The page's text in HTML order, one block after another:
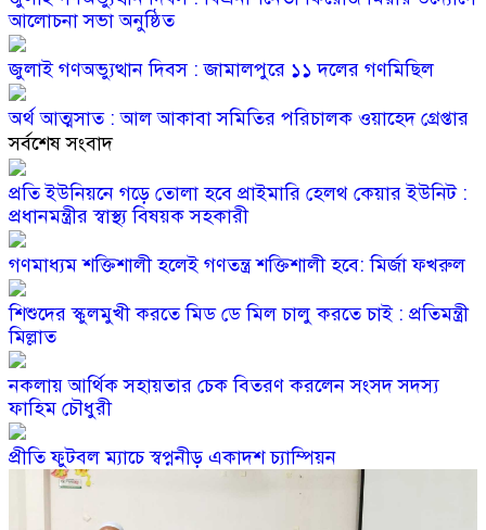
আলোচনা সভা অনুষ্ঠিত
জুলাই গণঅভ্যুত্থান দিবস : জামালপুরে ১১ দলের গণমিছিল
অর্থ আত্মসাত : আল আকাবা সমিতির পরিচালক ওয়াহেদ গ্রেপ্তার
সর্বশেষ সংবাদ
প্রতি ইউনিয়নে গড়ে তোলা হবে প্রাইমারি হেলথ কেয়ার ইউনিট :
প্রধানমন্ত্রীর স্বাস্থ্য বিষয়ক সহকারী
গণমাধ্যম শক্তিশালী হলেই গণতন্ত্র শক্তিশালী হবে: মির্জা ফখরুল
শিশুদের স্কুলমুখী করতে মিড ডে মিল চালু করতে চাই : প্রতিমন্ত্রী
মিল্লাত
নকলায় আর্থিক সহায়তার চেক বিতরণ করলেন সংসদ সদস্য
ফাহিম চৌধুরী
প্রীতি ফুটবল ম্যাচে স্বপ্ননীড় একাদশ চ্যাম্পিয়ন